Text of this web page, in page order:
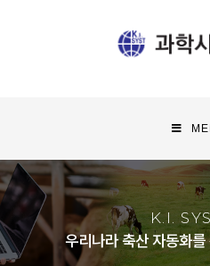
K.I.
우리나라 축산 자동화